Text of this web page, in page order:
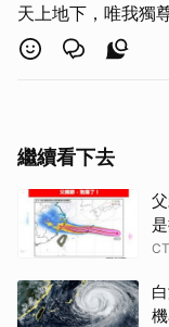
天上地下，唯我獨
繼續看下去